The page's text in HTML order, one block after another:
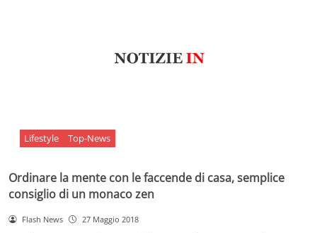
Lifestyle Top-News
Ordinare la mente con le faccende di casa, semplice
consiglio di un monaco zen
Flash News 27 Maggio 2018